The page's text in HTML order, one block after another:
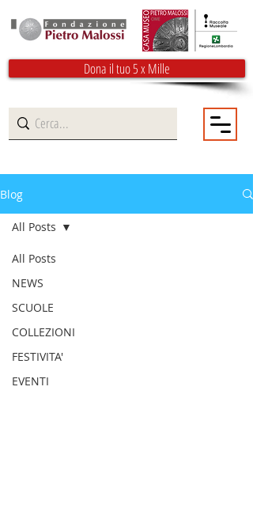
Dona il tuo 5 x Mille
Blog
All Posts
NEWS
SCUOLE
COLLEZIONI
FESTIVITA'
EVENTI
All Posts